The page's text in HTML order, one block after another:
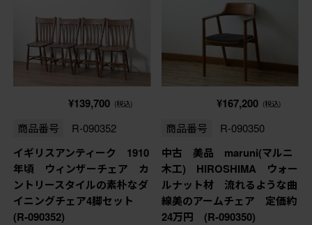
¥139,700 (税込)
商品番号 R-090352
イギリスアンティーク 1910
年頃 ウィンザーチェア カ
ントリースタイルの素朴なダ
イニングチェア4脚セット
(R-090352)
¥167,200 (税込)
商品番号 R-090350
中古 美品 maruni(マルニ
木工) HIROSHIMA ウォー
ルナット材 流れるような曲
線美のアームチェア 定価約
24万円 (R-090350)